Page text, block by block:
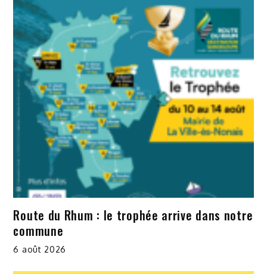
Route du Rhum : le trophée arrive dans notre
commune
6 août 2026